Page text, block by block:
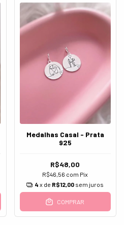
Medalhas Casal - Prata
925
R$48,00
R$46,56 com Pix
4 x de R$12,00 sem juros
COMPRAR